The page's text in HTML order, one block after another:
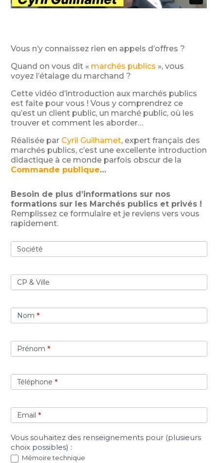
Vous n’y connaissez rien en appels d’offres ?
Quand on vous dit « marchés publics », vous
voyez l’étalage du marchand ?
Cette vidéo d’introduction aux marchés publics
est faite pour vous ! Vous y comprendrez ce
qu’est un client public, un marché public, où les
trouver et comment les aborder…
Réalisée par Cyril Guilhamet, expert français des
marchés publics, c’est une excellente introduction
didactique à ce monde parfois obscur de la
Commande publique…
Besoin de plus d’informations sur nos
formations sur les Marchés publics et privés !
Remplissez ce formulaire et je reviens vers vous
rapidement.
vidéo
Société
CP & Ville
Nom *
Prénom *
Téléphone *
Email *
Vous souhaitez des renseignements pour (plusieurs
choix possibles) :
Mémoire technique